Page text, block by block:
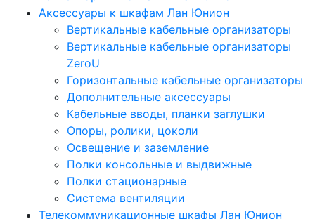
Аксессуары к шкафам Лан Юнион
Вертикальные кабельные организаторы
Вертикальные кабельные организаторы
ZeroU
Горизонтальные кабельные организаторы
Дополнительные аксессуары
Кабельные вводы, планки заглушки
Опоры, ролики, цоколи
Освещение и заземление
Полки консольные и выдвижные
Полки стационарные
Система вентиляции
Телекоммуникационные шкафы Лан Юнион